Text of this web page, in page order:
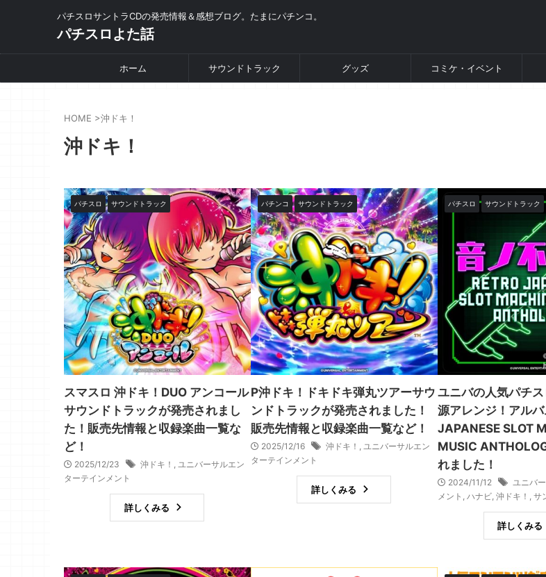
パチスロサントラCDの発売情報＆感想ブログ。たまにパチンコ。
パチスロよた話
ホーム サウンドトラック グッズ コミケ・イベント
HOME >沖ドキ！
沖ドキ！
パチスロ サウンドトラック
スマスロ 沖ドキ！DUO アンコール
サウンドトラックが発売されまし
た！販売先情報と収録楽曲一覧な
ど！
2025/12/23 沖ドキ！
ユニバーサルエン
ターテインメント
詳しくみる
パチンコ サウンドトラック
P沖ドキ！ドキドキ弾丸ツアーサウ
ンドトラックが発売されました！
販売先情報と収録楽曲一覧など！
2025/12/16 沖ドキ！
ユニバーサルエン
ターテインメント
詳しくみる
パチスロ サウンドトラック
ユニバの人気パチ
源アレンジ！アルバ
JAPANESE SLOT
MUSIC
れました！
2024/11/12
ユニバ
メント ハナビ, 沖ドキ！ サ
詳しくみる